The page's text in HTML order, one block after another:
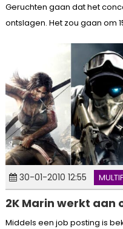
Geruchten gaan dat het
ontslagen. Het zou gaan om
30-01-2010 12:55
2K Marin werkt
Middels een job posting is